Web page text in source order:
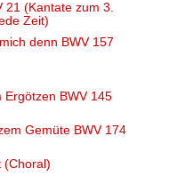
21 (Kantate zum 3.
Zeit)
denn BWV 157
Ergötzen BWV 145
Gemüte BWV 174
(Choral)